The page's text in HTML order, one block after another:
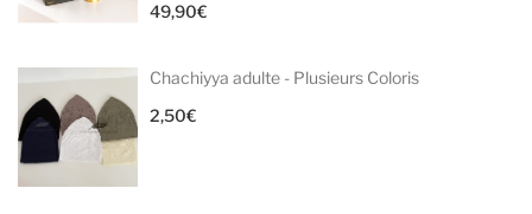
prix
était :
49,90€
actuel
Chachiyya adulte - Plusieurs Coloris
2,50€